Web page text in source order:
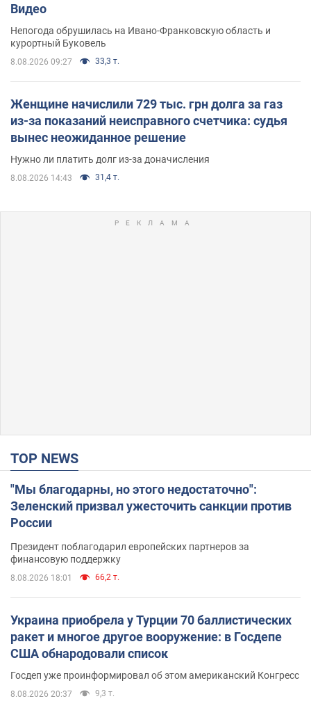
Видео
Непогода обрушилась на Ивано-Франковскую область и
курортный Буковель
8.08.2026 09:27 33,3 т.
Женщине начислили 729 тыс. грн долга за газ
из-за показаний неисправного счетчика: судья
вынес неожиданное решение
Нужно ли платить долг из-за доначисления
8.08.2026 14:43 31,4 т.
TOP NEWS
"Мы благодарны, но этого недостаточно":
Зеленский призвал ужесточить санкции против
России
Президент поблагодарил европейских партнеров за
финансовую поддержку
8.08.2026 18:01 66,2 т.
Украина приобрела у Турции 70 баллистических
ракет и многое другое вооружение: в Госдепе
США обнародовали список
Госдеп уже проинформировал об этом американский Конгресс
8.08.2026 20:37 9,3 т.